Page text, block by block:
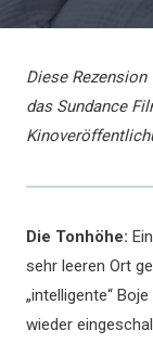
Diese
das Sundance
Die Tonhöhe:
sehr leeren Ort
„intelligente“
wieder